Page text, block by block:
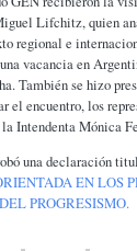
Lifchitz, quien
regional e
vacancia en
También se hizo
el encuentro, los
Intendenta Mónica
una declaración
EN LOS
PROGRESISMO.